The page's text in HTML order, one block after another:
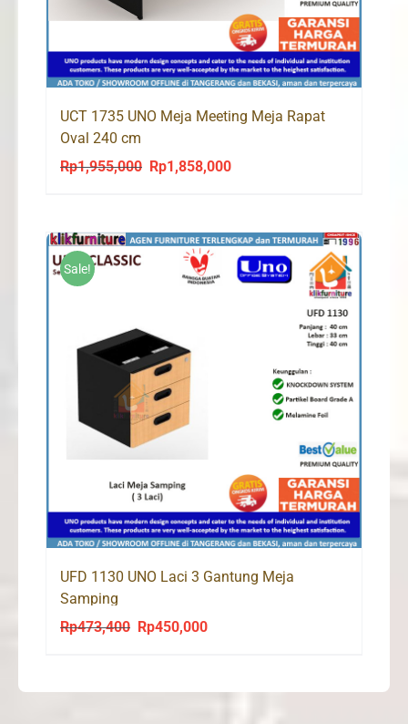
UCT 1735 UNO Meja Meeting Meja Rapat
Oval 240 cm
Rp1,955,000
Original
Rp1,955,000.
Rp1,858,000Current
Rp1,858,000.
Sale!
UFD 1130 UNO Laci 3 Gantung Meja
Samping
Rp473,400
Original
Rp450,000Current